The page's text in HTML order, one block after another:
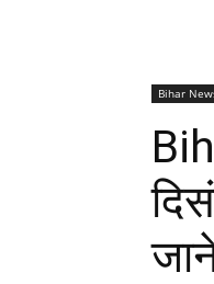
Bihar